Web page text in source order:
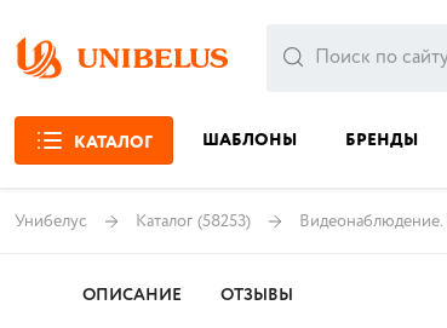
КАТАЛОГ ШАБЛОНЫ БРЕНДЫ
Унибелус Каталог (58253)
ОПИСАНИЕ ОТЗЫВЫ